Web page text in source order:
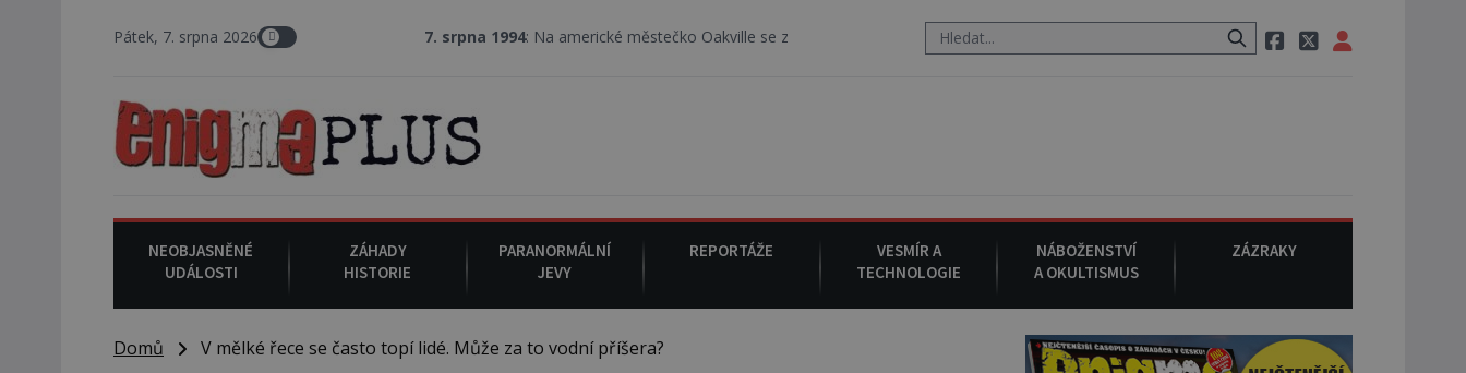
Pátek, 7. srpna 2026 : Na americké městečko Oakville se z nebe snáší podivná rosolovitá látka neznámého původu. : Na americké městečko
NEOBJASNĚNÉ
UDÁLOSTI
ZÁHADY
HISTORIE
PARANORMÁLNÍ
JEVY
REPORTÁŽE
VESMÍR A
TECHNOLOGIE
NÁBOŽENSTVÍ
A OKULTISMUS
ZÁZRAKY
Domů V mělké řece se často topí lidé. Může za to vodní příšera?